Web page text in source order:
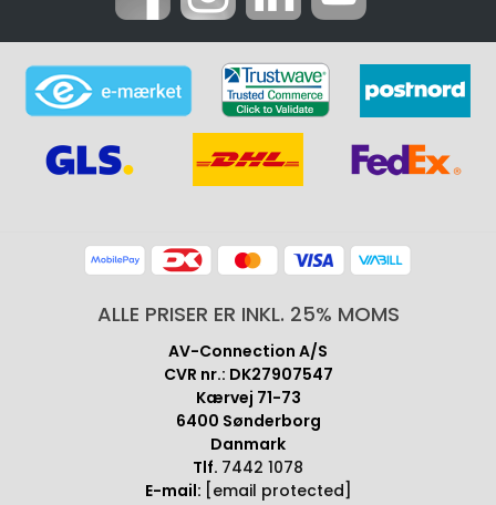
ALLE PRISER ER INKL. 25% MOMS
AV-Connection A/S
CVR nr.: DK27907547
Kærvej 71-73
6400 Sønderborg
Danmark
Tlf. 7442 1078
E-mail: [email protected]